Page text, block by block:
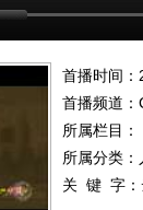
首播时间
首播频道：
所属栏目：
所属分类：
关 键 字：